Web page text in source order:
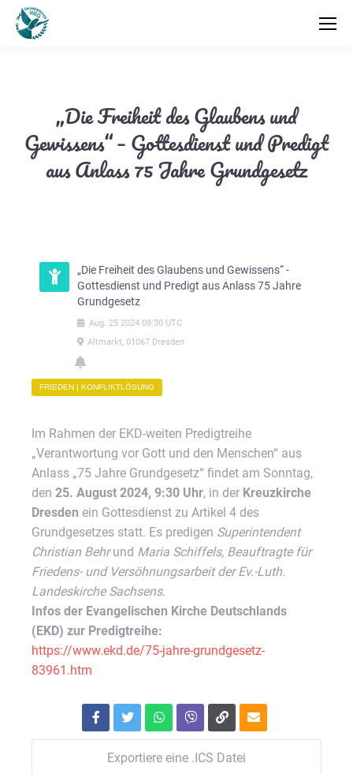
„Die Freiheit des Glaubens und
Gewissens“ – Gottesdienst und Predigt
aus Anlass 75 Jahre Grundgesetz
„Die Freiheit des Glaubens und Gewissens“ -
Gottesdienst und Predigt aus Anlass 75 Jahre
Grundgesetz
Aug. 25 2024 09:30 UTC
Altmarkt, 01067 Dresden
FRIEDEN | KONFLIKTLÖSUNG
Im Rahmen der EKD-weiten Predigtreihe
„Verantwortung vor Gott und den Menschen“ aus
Anlass „75 Jahre Grundgesetz“ findet am Sonntag,
den 25. August 2024, 9:30 Uhr, in der Kreuzkirche
Dresden ein Gottesdienst zu Artikel 4 des
Grundgesetzes statt. Es predigen Superintendent
Christian Behrund Maria Schiffels, Beauftragte für
Friedens- und Versöhnungsarbeit der Ev.-Luth.
Landeskirche Sachsens.
Infos der Evangelischen Kirche Deutschlands
(EKD) zur Predigtreihe:
https://www.ekd.de/75-jahre-grundgesetz-
83961.htm
Exportiere eine .ICS Datei